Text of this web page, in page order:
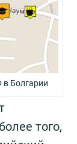
Болгарии
того,